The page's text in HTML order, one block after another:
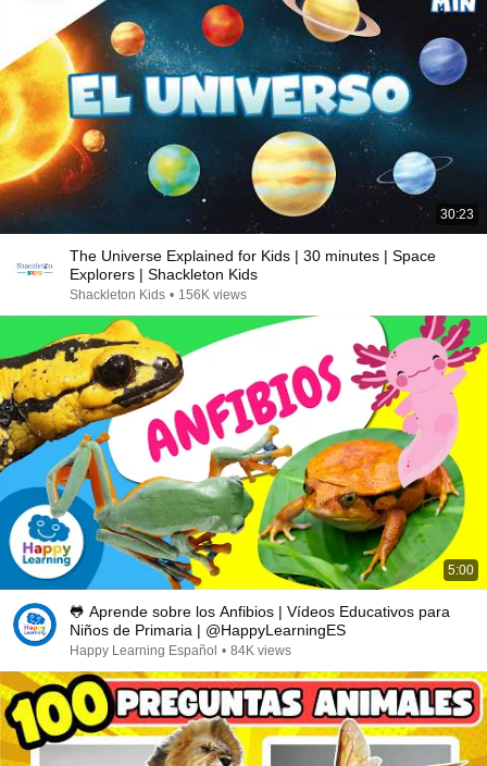
30:23
The Universe Explained for Kids | 30 minutes | Space
Explorers | Shackleton Kids
Shackleton Kids • 156K views
5:00
🐸 Aprende sobre los Anfibios | Vídeos Educativos para
Niños de Primaria | @HappyLearningES
Happy Learning Español • 84K views